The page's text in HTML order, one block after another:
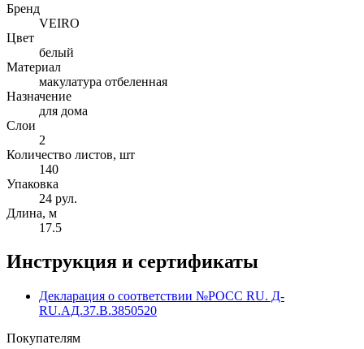
Бренд
VEIRO
Цвет
белый
Материал
макулатура отбеленная
Назначение
для дома
Слои
2
Количество листов, шт
140
Упаковка
24 рул.
Длина, м
17.5
Инструкция и сертификаты
Декларация о соответствии №РОСС RU. Д-
RU.АД.37.В.3850520
Покупателям